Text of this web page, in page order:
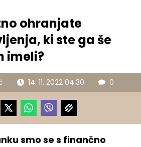
ohranjate
ki ste ga še
imeli?
14. 11. 2022 04.30 0
smo se s finančno